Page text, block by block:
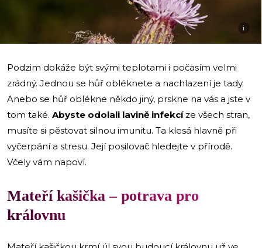
i
Podzim dokáže být svými teplotami i počasím velmi
zrádný. Jednou se hůř obléknete a nachlazení je tady.
Anebo se hůř oblékne někdo jiný, prskne na vás a jste v
tom také. Abyste odolali lavině infekcí ze všech stran,
musíte si pěstovat silnou imunitu. Ta klesá hlavně při
vyčerpání a stresu. Její posilovač hledejte v přírodě.
Včely vám napoví.
Mateří kašička – potrava pro
královnu